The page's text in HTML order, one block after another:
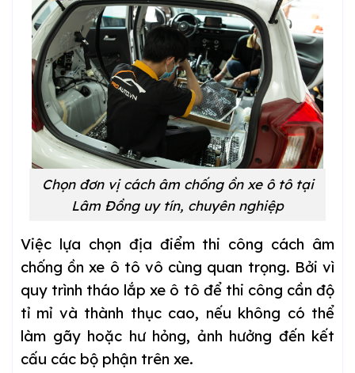
Chọn đơn vị cách âm chống ồn xe ô tô tại
Lâm Đồng uy tín, chuyên nghiệp
Việc lựa chọn địa điểm thi công cách âm
chống ồn xe ô tô vô cùng quan trọng. Bởi vì
quy trình tháo lắp xe ô tô để thi công cần độ
tỉ mỉ và thành thục cao, nếu không có thể
làm gãy hoặc hư hỏng, ảnh hưởng đến kết
cấu các bộ phận trên xe.